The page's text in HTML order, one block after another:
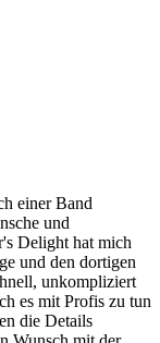
einer Band
und
Delight hat mich
und den dortigen
unkompliziert
es mit Profis zu tun
die Details